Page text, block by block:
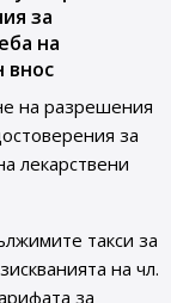
за
на
внос
на разрешения
за
лекарствени
такси за
на чл.
за